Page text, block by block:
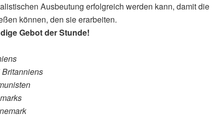
Ausbeutung erfolgreich werden kann, damit die
können, den sie erarbeiten.
Gebot der Stunde!